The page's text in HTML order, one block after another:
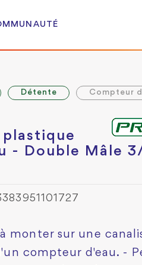
Détente Compteur
- Double Mâle
monter sur une
compteur d'eau. -